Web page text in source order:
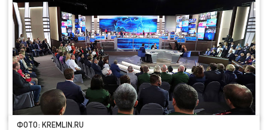
ФОТО: KREMLIN.RU